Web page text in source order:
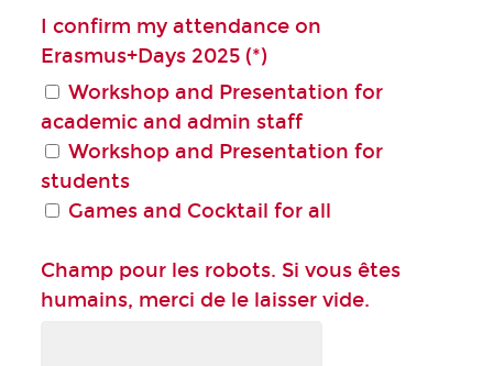
I confirm my attendance on
Erasmus+Days 2025 (*)
Workshop and Presentation for
academic and admin staff
Workshop and Presentation for
students
Games and Cocktail for all
Champ pour les robots. Si vous êtes
humains, merci de le laisser vide.